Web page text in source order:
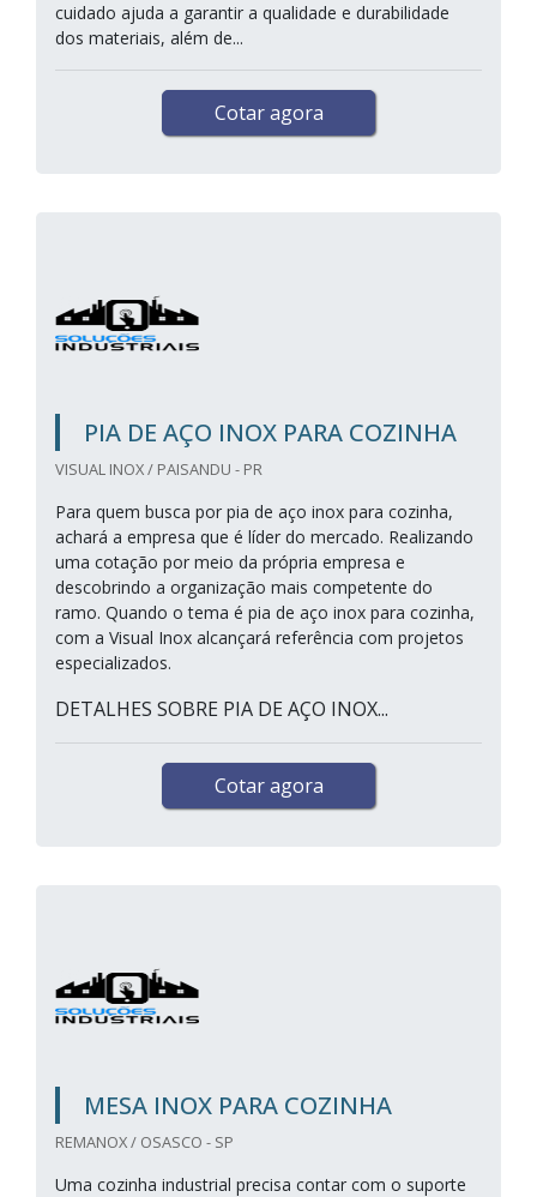
cuidado ajuda a garantir a qualidade e durabilidade
dos materiais, além de...
Cotar agora
PIA DE AÇO INOX PARA COZINHA
VISUAL INOX / PAISANDU - PR
Para quem busca por pia de aço inox para cozinha,
achará a empresa que é líder do mercado. Realizando
uma cotação por meio da própria empresa e
descobrindo a organização mais competente do
ramo. Quando o tema é pia de aço inox para cozinha,
com a Visual Inox alcançará referência com projetos
especializados.
DETALHES SOBRE PIA DE AÇO INOX...
Cotar agora
MESA INOX PARA COZINHA
REMANOX / OSASCO - SP
Uma cozinha industrial precisa contar com o suporte